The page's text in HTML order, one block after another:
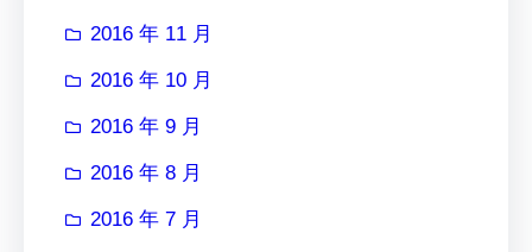
2016 年 11 月
2016 年 10 月
2016 年 9 月
2016 年 8 月
2016 年 7 月